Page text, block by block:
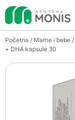
Početna / Mame i bebe /
+ DHA kapsule 30